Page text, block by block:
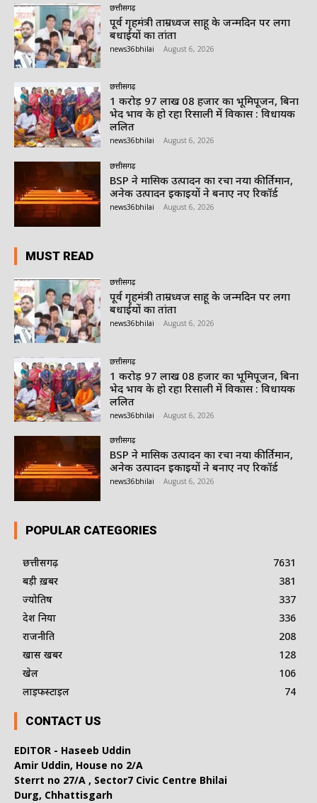
छत्तीसगढ़
पूर्व गृहमंत्री ताम्रध्वज साहू के जन्मदिन पर लगा
बधाईयों का तांता
news36bhilai August 6, 2026
छत्तीसगढ़
1 करोड़ 97 लाख 08 हजार का भूमिपूजन, बिना
भेद भाव के हो रहा रिसाली में विकास : विधायक
ललित
news36bhilai August 6, 2026
छत्तीसगढ़
BSP ने मासिक उत्पादन का रचा नया कीर्तिमान,
अनेक उत्पादन इकाइयों ने बनाए नए रिकॉर्ड
news36bhilai August 6, 2026
MUST READ
छत्तीसगढ़
पूर्व गृहमंत्री ताम्रध्वज साहू के जन्मदिन पर लगा
बधाईयों का तांता
news36bhilai August 6, 2026
छत्तीसगढ़
1 करोड़ 97 लाख 08 हजार का भूमिपूजन, बिना
भेद भाव के हो रहा रिसाली में विकास : विधायक
ललित
news36bhilai August 6, 2026
छत्तीसगढ़
BSP ने मासिक उत्पादन का रचा नया कीर्तिमान,
अनेक उत्पादन इकाइयों ने बनाए नए रिकॉर्ड
news36bhilai August 6, 2026
POPULAR CATEGORIES
छत्तीसगढ़
7631
बड़ी ख़बर
381
ज्योतिष
337
देश दुनिया
336
राजनीति
208
खास खबर
128
खेल
106
लाइफस्टाइल
74
CONTACT US
EDITOR - Haseeb Uddin
Amir Uddin, House no 2/A
Sterrt no 27/A , Sector7 Civic Centre Bhilai
Durg, Chhattisgarh